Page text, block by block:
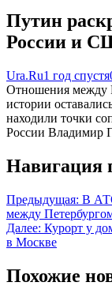
Путин
России и
Ura.Ru1 год спустя
Отношения между
истории
находили точки
России Владимир
Навигация
Предыдущая: В
между
Далее: Курорт у
в Москве
Похожие